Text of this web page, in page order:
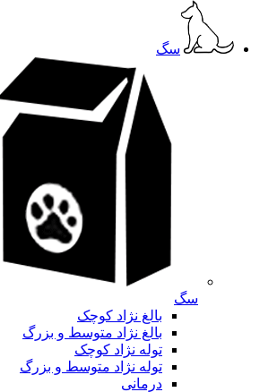
سگ
سگ
بالغ نژاد کوچک
بالغ نژاد متوسط و بزرگ
توله نژاد کوچک
توله نژاد متوسط و بزرگ
درمانی